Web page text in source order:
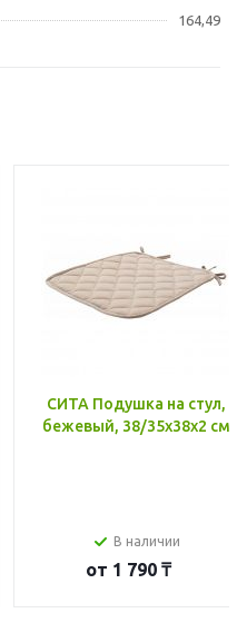
164,49
СИТА Подушка на стул,
бежевый, 38/35x38x2 см
В наличии
от 1 790 ₸